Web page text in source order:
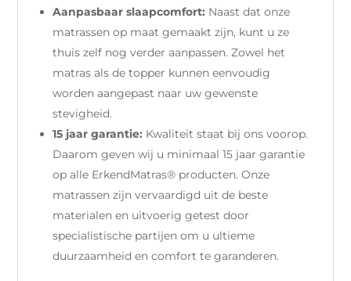
Aanpasbaar slaapcomfort: Naast dat onze
matrassen op maat gemaakt zijn, kunt u ze
thuis zelf nog verder aanpassen. Zowel het
matras als de topper kunnen eenvoudig
worden aangepast naar uw gewenste
stevigheid.
15 jaar garantie: Kwaliteit staat bij ons voorop.
Daarom geven wij u minimaal 15 jaar garantie
op alle ErkendMatras® producten. Onze
matrassen zijn vervaardigd uit de beste
materialen en uitvoerig getest door
specialistische partijen om u ultieme
duurzaamheid en comfort te garanderen.